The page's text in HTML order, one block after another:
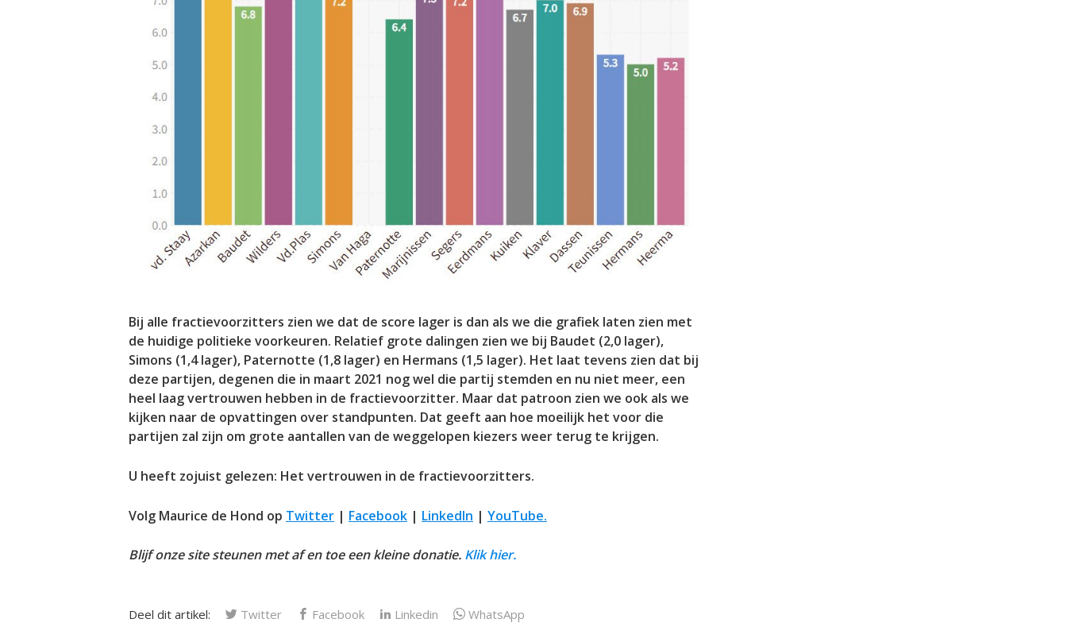
Bij alle fractievoorzitters zien we dat de score lager is dan als we die grafiek laten zien met
de huidige politieke voorkeuren. Relatief grote dalingen zien we bij Baudet (2,0 lager),
Simons (1,4 lager), Paternotte (1,8 lager) en Hermans (1,5 lager). Het laat tevens zien dat bij
deze partijen, degenen die in maart 2021 nog wel die partij stemden en nu niet meer, een
heel laag vertrouwen hebben in de fractievoorzitter. Maar dat patroon zien we ook als we
kijken naar de opvattingen over standpunten. Dat geeft aan hoe moeilijk het voor die
partijen zal zijn om grote aantallen van de weggelopen kiezers weer terug te krijgen.
U heeft zojuist gelezen: Het vertrouwen in de fractievoorzitters.
Volg Maurice de Hond op Twitter| Facebook| LinkedIn | YouTube.
Blijf onze site steunen met af en toe een kleine donatie. Klik hier.
Deel dit artikel: Twitter Facebook Linkedin WhatsApp